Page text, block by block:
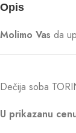
Opis
Molimo Vas da
Dečija soba
U prikazanu